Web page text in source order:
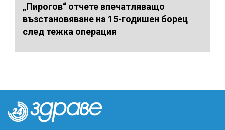
„Пирогов“ отчете впечатляващо
възстановяване на 15-годишен борец
след тежка операция